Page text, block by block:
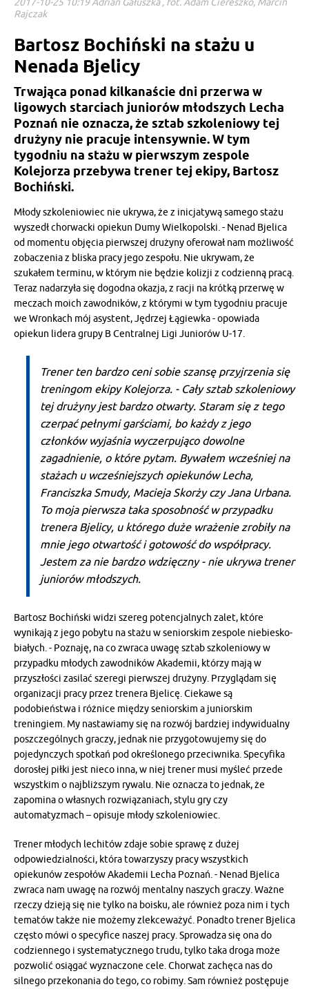
Rajczak
Bartosz Bochiński na stażu u
Nenada Bjelicy
Trwająca ponad kilkanaście dni przerwa w
ligowych starciach juniorów młodszych Lecha
Poznań nie oznacza, że sztab szkoleniowy tej
drużyny nie pracuje intensywnie. W tym
tygodniu na stażu w pierwszym zespole
Kolejorza przebywa trener tej ekipy, Bartosz
Bochiński.
Młody szkoleniowiec nie ukrywa, że z inicjatywą samego stażu
wyszedł chorwacki opiekun Dumy Wielkopolski. - Nenad Bjelica
od momentu objęcia pierwszej drużyny oferował nam możliwość
zobaczenia z bliska pracy jego zespołu. Nie ukrywam, że
szukałem terminu, w którym nie będzie kolizji z codzienną pracą.
Teraz nadarzyła się dogodna okazja, z racji na krótką przerwę w
meczach moich zawodników, z którymi w tym tygodniu pracuje
we Wronkach mój asystent, Jędrzej Łągiewka - opowiada
opiekun lidera grupy B Centralnej Ligi Juniorów U-17.
Trener ten bardzo ceni sobie szansę przyjrzenia się
treningom ekipy Kolejorza. - Cały sztab szkoleniowy
tej drużyny jest bardzo otwarty. Staram się z tego
czerpać pełnymi garściami, bo każdy z jego
członków wyjaśnia wyczerpująco dowolne
zagadnienie, o które pytam. Bywałem wcześniej na
stażach u wcześniejszych opiekunów Lecha,
Franciszka Smudy, Macieja Skorży czy Jana Urbana.
To moja pierwsza taka sposobność w przypadku
trenera Bjelicy, u którego duże wrażenie zrobiły na
mnie jego otwartość i gotowość do współpracy.
Jestem za nie bardzo wdzięczny - nie ukrywa trener
juniorów młodszych.
Bartosz Bochiński widzi szereg potencjalnych zalet, które
wynikają z jego pobytu na stażu w seniorskim zespole niebiesko-
białych. - Poznaję, na co zwraca uwagę sztab szkoleniowy w
przypadku młodych zawodników Akademii, którzy mają w
przyszłości zasilać szeregi pierwszej drużyny. Przyglądam się
organizacji pracy przez trenera Bjelicę. Ciekawe są
podobieństwa i różnice między seniorskim a juniorskim
treningiem. My nastawiamy się na rozwój bardziej indywidualny
poszczególnych graczy, jednak nie przygotowujemy się do
pojedynczych spotkań pod określonego przeciwnika. Specyfika
dorosłej piłki jest nieco inna, w niej trener musi myśleć przede
wszystkim o najbliższym rywalu. Nie oznacza to jednak, że
zapomina o własnych rozwiązaniach, stylu gry czy
automatyzmach – opisuje młody szkoleniowiec.
Trener młodych lechitów zdaje sobie sprawę z dużej
odpowiedzialności, która towarzyszy pracy wszystkich
opiekunów zespołów Akademii Lecha Poznań. - Nenad Bjelica
zwraca nam uwagę na rozwój mentalny naszych graczy. Ważne
rzeczy dzieją się nie tylko na boisku, ale również poza nim i tych
tematów także nie możemy zlekceważyć. Ponadto trener Bjelica
często mówi o specyfice naszej pracy. Sprowadza się ona do
codziennego i systematycznego trudu, tylko taka droga może
pozwolić osiągać wyznaczone cele. Chorwat zachęca nas do
silnego przekonania do tego, co robimy. Sam również postępuje